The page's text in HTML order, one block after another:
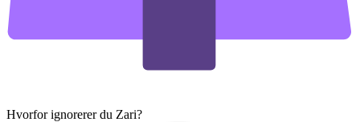
Hvorfor ignorerer du Zari?